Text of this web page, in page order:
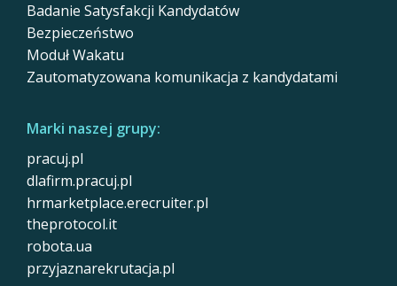
Badanie Satysfakcji Kandydatów
Bezpieczeństwo
Moduł Wakatu
Zautomatyzowana komunikacja z kandydatami
Marki naszej grupy:
pracuj.pl
dlafirm.pracuj.pl
hrmarketplace.erecruiter.pl
theprotocol.it
robota.ua
przyjaznarekrutacja.pl